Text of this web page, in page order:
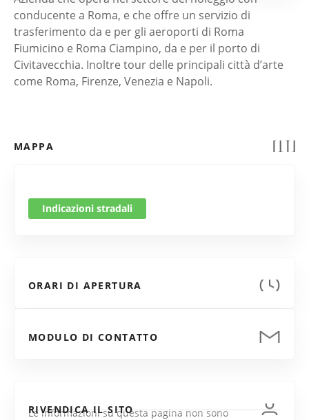
conducente a Roma, e che offre un servizio di
trasferimento da e per gli aeroporti di Roma
Fiumicino e Roma Ciampino, da e per il porto di
Civitavecchia. Inoltre tour delle principali città d’arte
come Roma, Firenze, Venezia e Napoli.
MAPPA
Indicazioni stradali
ORARI DI APERTURA
MODULO DI CONTATTO
RIVENDICA IL SITO
Le informazioni su questa pagina non sono